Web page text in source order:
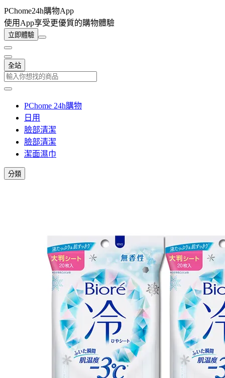
PChome24h購物App
使用App享受更優質的購物體驗
立即體驗
全站
PChome 24h購物
日用
臉部清潔
臉部清潔
潔面濕巾
分類